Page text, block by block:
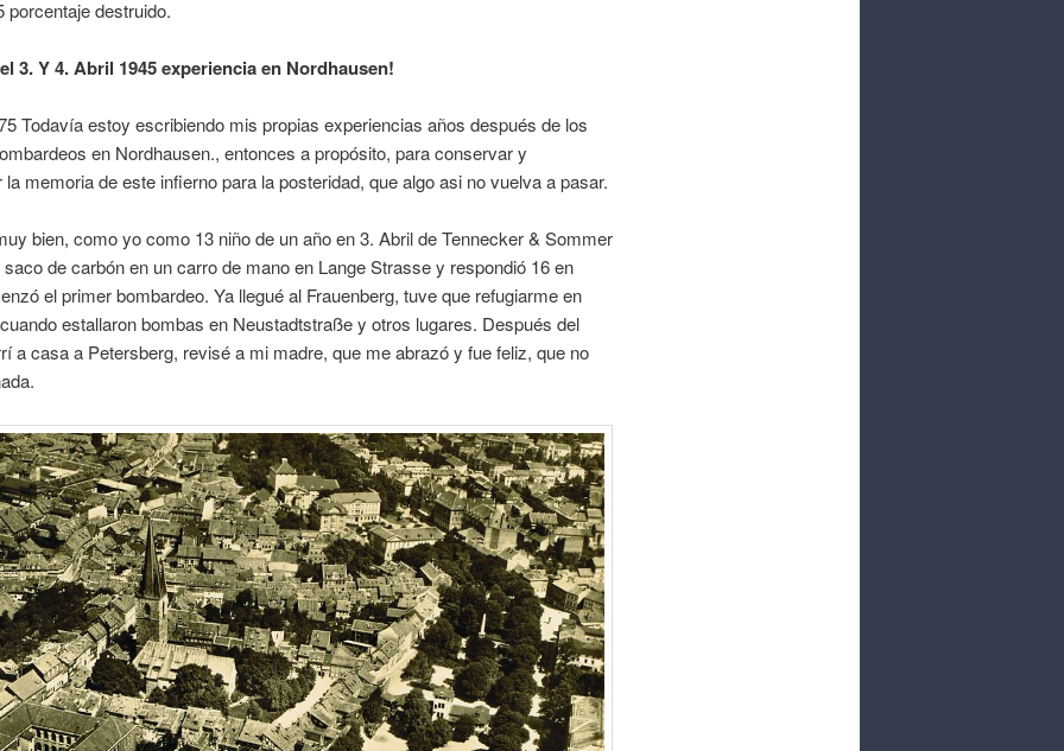
porcentaje destruido.
3. Y 4. Abril 1945 experiencia en Nordhausen!
Todavía estoy escribiendo mis propias experiencias años después de los
en Nordhausen., entonces a propósito, para conservar y
memoria de este infierno para la posteridad, que algo asi no vuelva a pasar.
bien, como yo como 13 niño de un año en 3. Abril de Tennecker & Sommer
de carbón en un carro de mano en Lange Strasse y respondió 16 en
el primer bombardeo. Ya llegué al Frauenberg, tuve que refugiarme en
estallaron bombas en Neustadtstraße y otros lugares. Después del
a casa a Petersberg, revisé a mi madre, que me abrazó y fue feliz, que no